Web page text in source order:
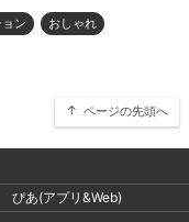
ン おしゃれ
ページの先頭へ
ぴあ(アプリ&Web)